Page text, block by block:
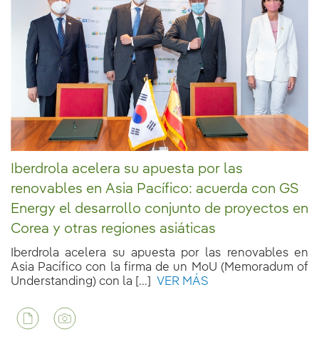
Iberdrola acelera su apuesta por las
renovables en Asia Pacífico: acuerda con GS
Energy el desarrollo conjunto de proyectos en
Corea y otras regiones asiáticas
Iberdrola acelera su apuesta por las renovables en
Asia Pacífico con la firma de un MoU (Memoradum of
Understanding) con la [...]
VER MÁS